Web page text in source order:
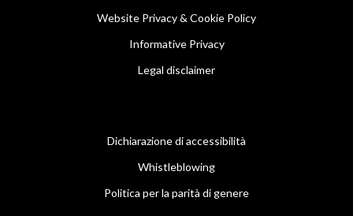
Website Privacy & Cookie Policy
Informative Privacy
Legal disclaimer
Dichiarazione di accessibilità
Whistleblowing
Politica per la parità di genere